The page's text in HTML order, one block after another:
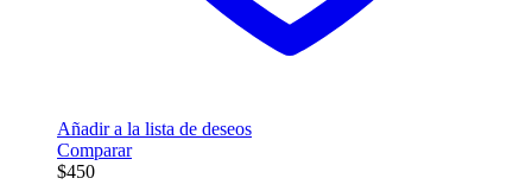
Añadir a la lista de deseos
Comparar
$450